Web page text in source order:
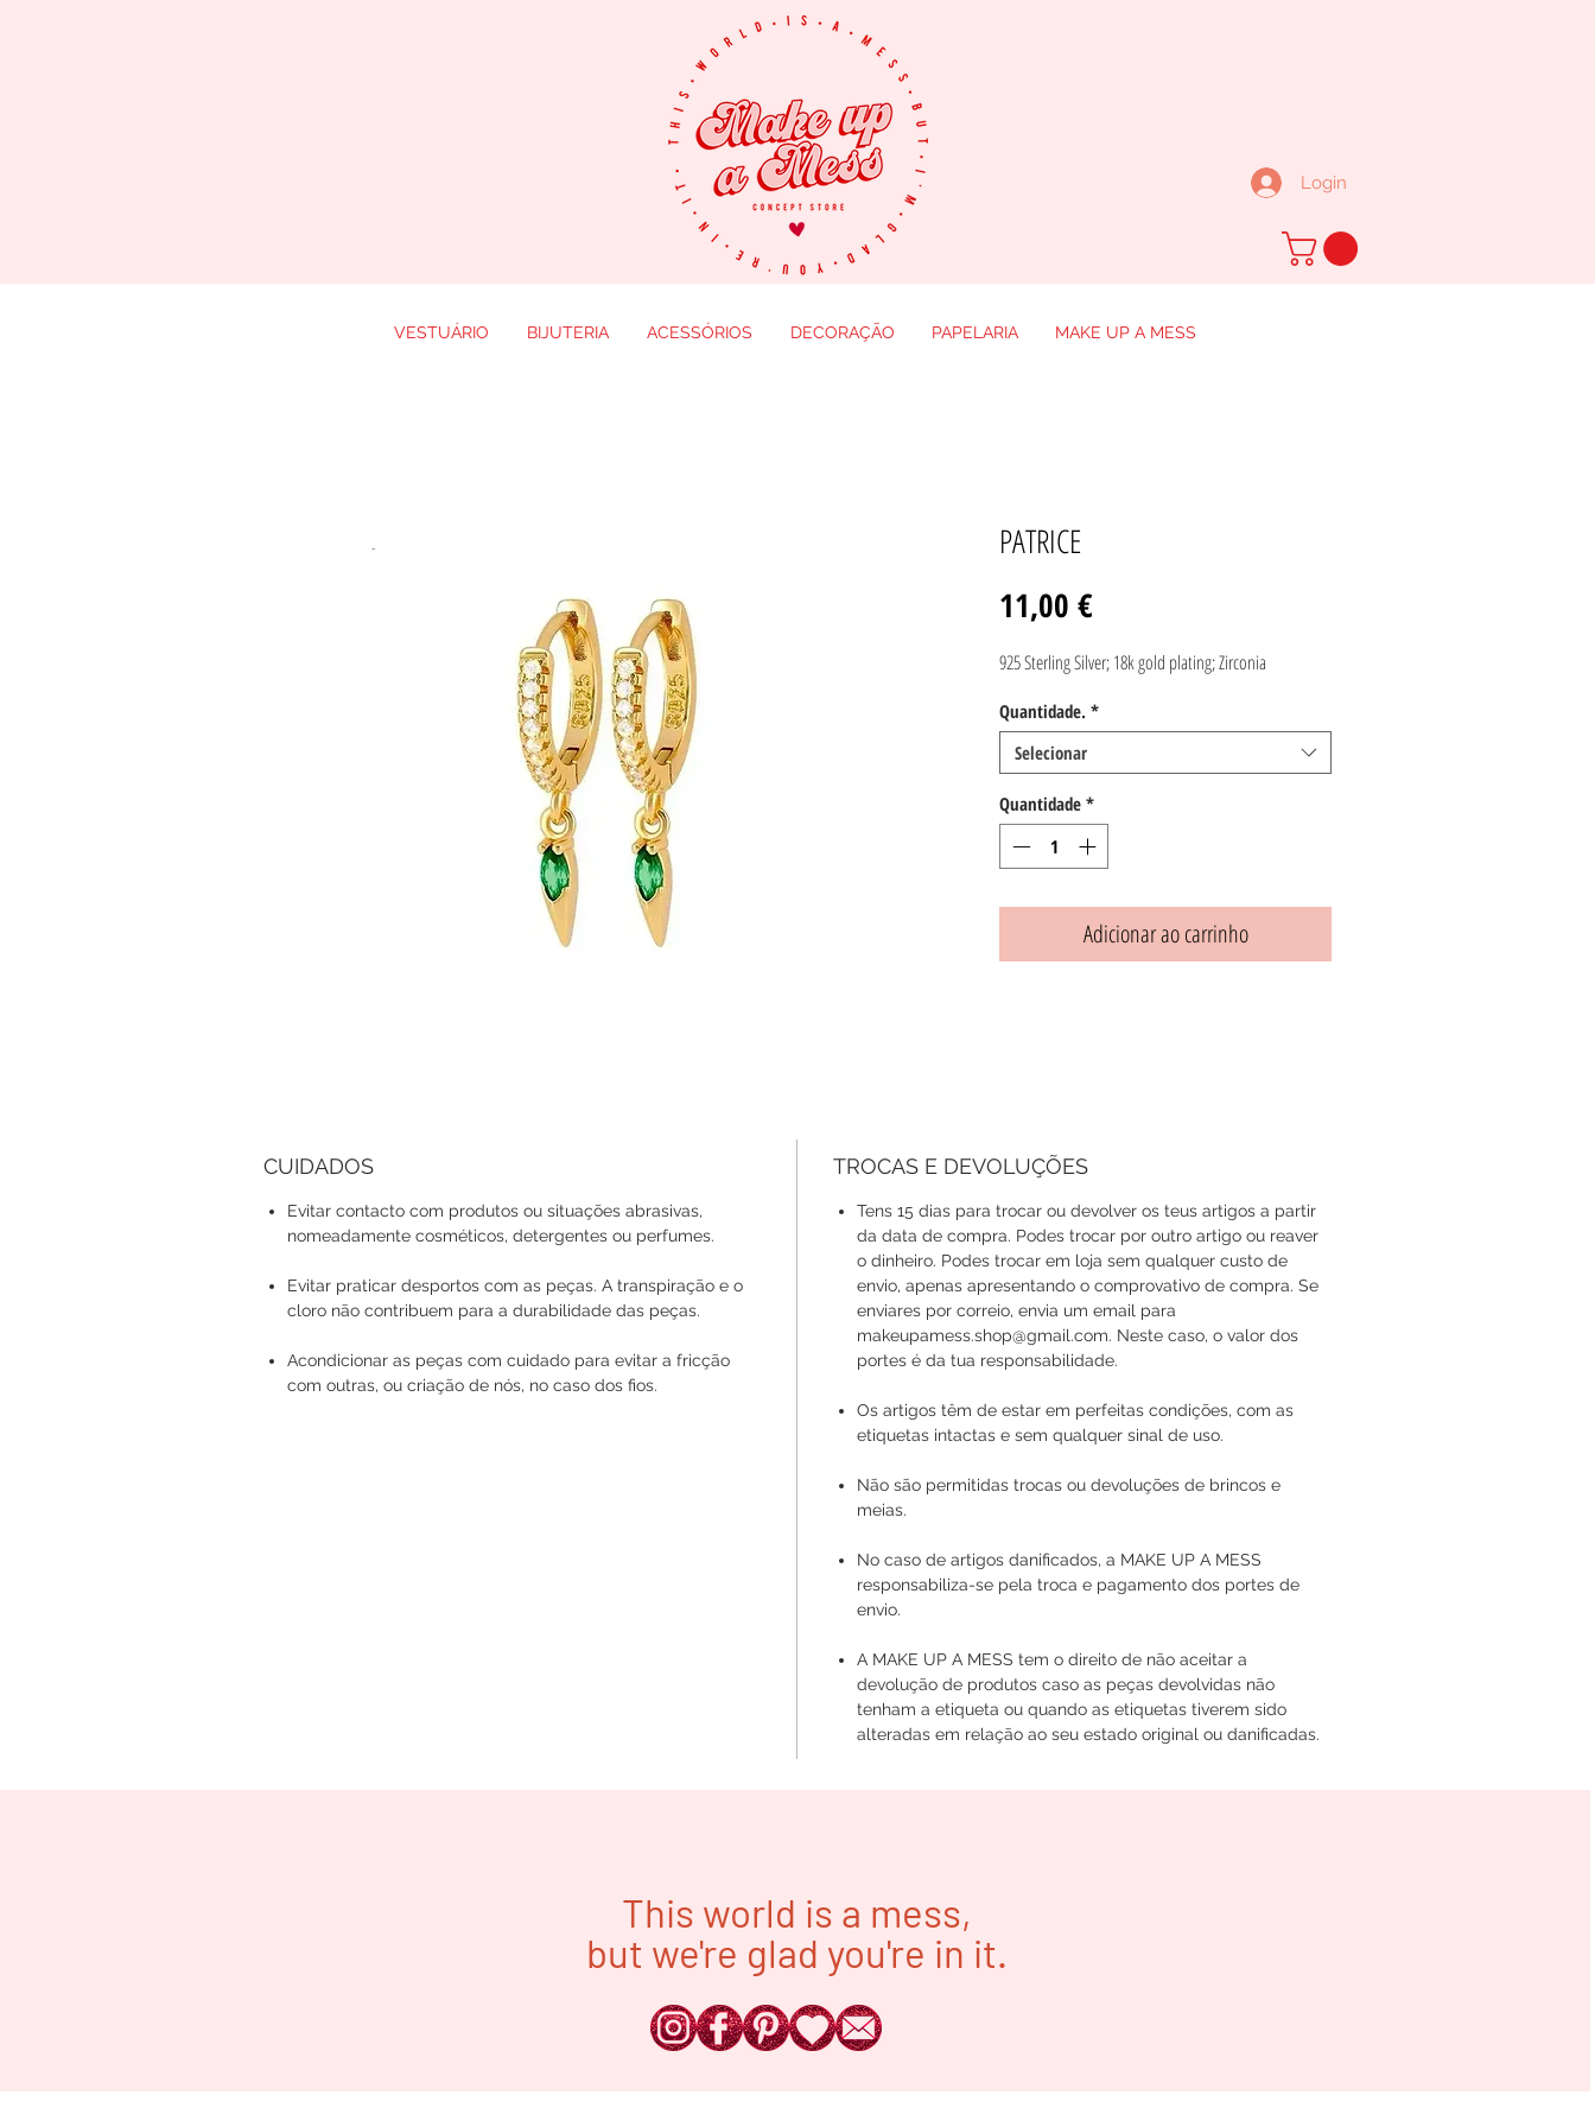
Login
PATRICE
11,00 €
925 Sterling Silver; 18k gold plating; Zirconia
Quantidade. *
Selecionar
Quantidade *
Adicionar ao carrinho
CUIDADOS
Evitar contacto com produtos ou situações abrasivas,
nomeadamente cosméticos, detergentes ou perfumes.
Evitar praticar desportos com as peças. A transpiração e o
cloro não contribuem para a durabilidade das peças.
Acondicionar as peças com cuidado para evitar a fricção
com outras, ou criação de nós, no caso dos fios.
TROCAS E DEVOLUÇÕES
Tens 15 dias para trocar ou devolver os teus artigos a partir
da data de compra. Podes trocar por outro artigo ou reaver
o dinheiro. Podes trocar em loja sem qualquer custo de
envio, apenas apresentando o comprovativo de compra. Se
enviares por correio, envia um email para
makeupamess.shop@gmail.com. Neste caso, o valor dos
portes é da tua responsabilidade.
Os artigos têm de estar em perfeitas condições, com as
etiquetas intactas e sem qualquer sinal de uso.
Não são permitidas trocas ou devoluções de brincos e
meias.
No caso de artigos danificados, a MAKE UP A MESS
responsabiliza-se pela troca e pagamento dos portes de
envio.
A MAKE UP A MESS tem o direito de não aceitar a
devolução de produtos caso as peças devolvidas não
tenham a etiqueta ou quando as etiquetas tiverem sido
alteradas em relação ao seu estado original ou danificadas.
VESTUÁRIO BIJUTERIA ACESSÓRIOS DECORAÇÃO PAPELARIA MAKE UP A MESS
This world is a mess,
but we're glad you're in it.